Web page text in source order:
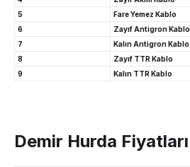
5
Fare Yemez Kablo
6
Zayıf Antigron Kablo
7
Kalın Antigron Kablo
8
Zayıf TTR Kablo
9
Kalın TTR Kablo
Demir Hurda Fiyatları